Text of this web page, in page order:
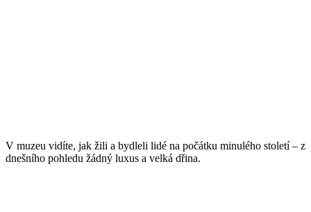
V muzeu vidíte, jak žili a bydleli lidé na počátku minulého století – z
dnešního pohledu žádný luxus a velká dřina.